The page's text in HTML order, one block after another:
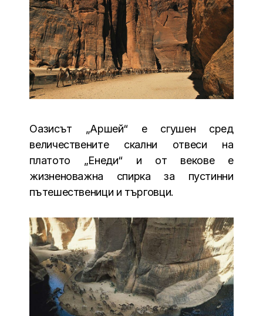
Оазисът „Аршей“ е сгушен сред
величествените скални отвеси на
платото „Енеди“ и от векове е
жизненоважна спирка за пустинни
пътешественици и търговци.